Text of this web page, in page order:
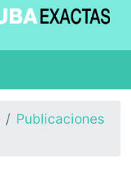
Publicaciones